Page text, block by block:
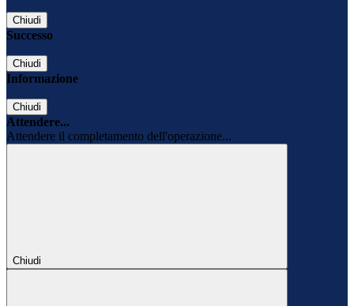
Chiudi
Successo
Chiudi
Informazione
Chiudi
Attendere...
Attendere il completamento dell'operazione...
Chiudi